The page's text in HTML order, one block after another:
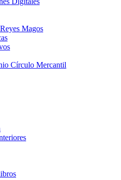
Magos
Círculo Mercantil